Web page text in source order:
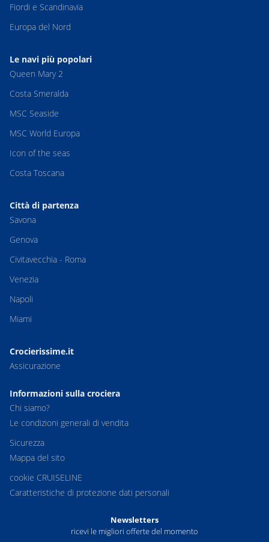
Fiordi e Scandinavia
Europa del Nord
Le navi più popolari
Queen Mary 2
Costa Smeralda
MSC Seaside
MSC World Europa
Icon of the seas
Costa Toscana
Città di partenza
Savona
Genova
Civitavecchia - Roma
Venezia
Napoli
Miami
Crocierissime.it
Assicurazione
Informazioni sulla crociera
Chi siamo?
Le condizioni generali di vendita
Sicurezza
Mappa del sito
cookie CRUISELINE
Caratteristiche di protezione dati personali
Newsletters
ricevi le migliori offerte del momento